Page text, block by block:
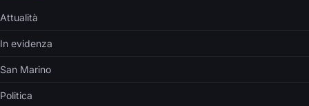
Attualità
In evidenza
San Marino
Politica